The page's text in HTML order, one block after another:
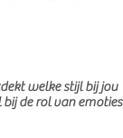
welke stijl bij jou
de rol van emoties